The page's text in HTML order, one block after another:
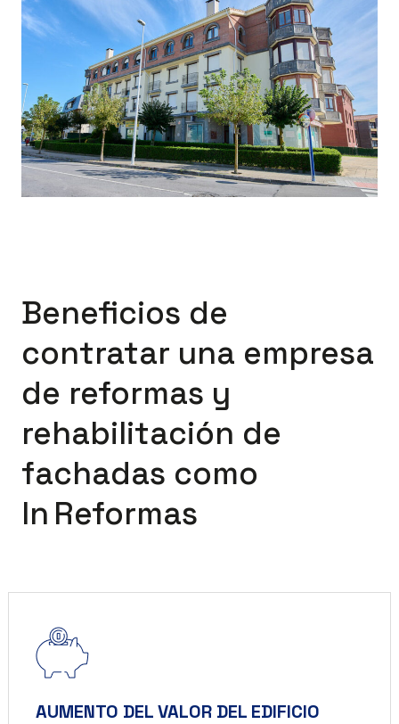
Beneficios de
contratar una empresa
de reformas y
rehabilitación de
fachadas como
In Reformas
AUMENTO DEL VALOR DEL EDIFICIO